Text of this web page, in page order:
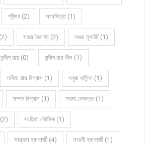
শ্রীধর (2) সংঘমিত্রা (1)
সঞ্জয় বৈরাগ্য (2) সঞ্জয় মুখার্জি (1)
সন্দীপ রায় (0) সন্দীপ রায় নীল (1)
সবিতা রায় বিশ্বাস (1) সবুজ বাসিন্দা (1)
সম্পদ বিশ্বাস (1) সরমা দেবদত্ত (1)
(2) সংহিতা ভৌমিক (1)
সান্ত্বনা ব্যানার্জী (4) সায়নী ব্যানার্জী (1)